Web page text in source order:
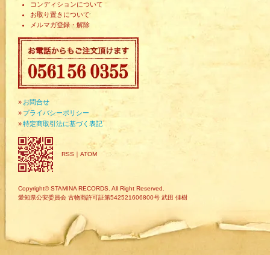
コンディションについて
お取り置きについて
メルマガ登録・解除
» お問合せ
» プライバシーポリシー
»特定商取引法に基づく表記
RSS ｜ ATOM
Copyright© STAMINA RECORDS. All Right Reserved.
愛知県公安委員会 古物商許可証第542521606800号 武田 佳樹